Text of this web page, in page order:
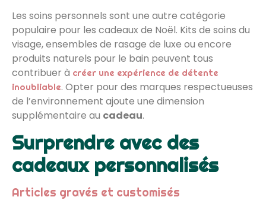
Les soins personnels sont une autre catégorie
populaire pour les cadeaux de Noël. Kits de soins du
visage, ensembles de rasage de luxe ou encore
produits naturels pour le bain peuvent tous
contribuer à créer une expérience de détente
inoubliable. Opter pour des marques respectueuses
de l’environnement ajoute une dimension
supplémentaire au cadeau.
Surprendre avec des
cadeaux personnalisés
Articles gravés et customisés